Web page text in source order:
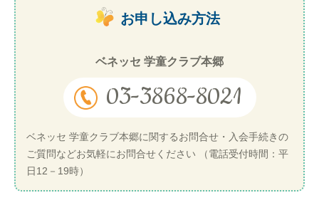
お申し込み方法
ベネッセ 学童クラブ本郷
03-3868-8021
ベネッセ 学童クラブ本郷に関するお問合せ・入会手続きの
ご質問などお気軽にお問合せください （電話受付時間：平
日12－19時）